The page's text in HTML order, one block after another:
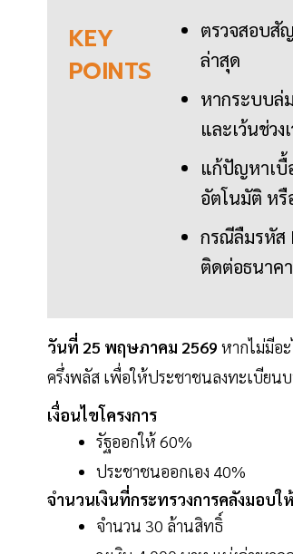
KEY
POINTS
ตรวจสอบสั
ล่าสุด
หากระบบล่
และเว้นช่วง
แก้ปัญหาเบื้
อัตโนมัติ ห
กรณีลืมรหัส
ติดต่อธนาค
วันที่ 25 พฤษภาคม 2569 หากไม่มีอ
ครึ่งพลัส เพื่อให้ประชาชนลงทะเบียน
เงื่อนไขโครงการ
รัฐออกให้ 60%
ประชาชนออกเอง 40%
จำนวนเงินที่กระทรวงการคลังมอบ
จำนวน 30 ล้านสิทธิ์